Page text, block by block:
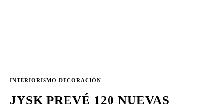
INTERIORISMO DECORACIÓN
JYSK PREVÉ 120 NUEVAS